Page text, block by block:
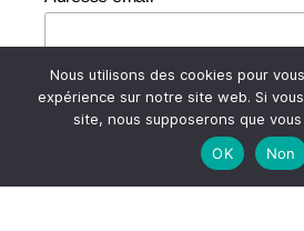
Votre adresse email
Nous utilisons des cookies pour
expérience sur notre site web. Si
site, nous supposerons que
OK
Non